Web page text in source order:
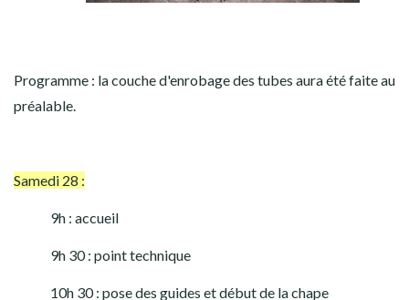
Programme : la couche d'enrobage des tubes aura été faite au
préalable.
Samedi 28 :
9h : accueil
9h 30 : point technique
10h 30 : pose des guides et début de la chape